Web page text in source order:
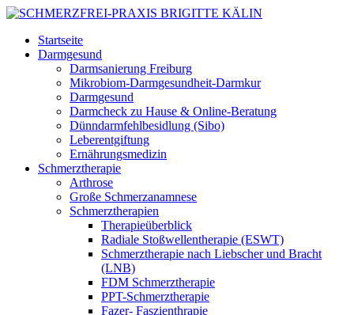
Startseite
Darmgesund
Darmsanierung Freiburg
Mikrobiom-Darmgesundheit-Darmkur
Darmgesund
Darmcheck zu Hause & Online-Beratung
Dünndarmfehlbesidlung (Sibo)
Leberentgiftung
Ernährungsmedizin
Schmerztherapie
Arthrose
Große Schmerzanamnese
Schmerztherapien
Therapieüberblick
Radiale Stoßwellentherapie (ESWT)
Schmerztherapie nach Liebscher und Bracht
(LNB)
FDM Schmerztherapie
PPT-Schmerztherapie
Fazer- Faszienthrapie